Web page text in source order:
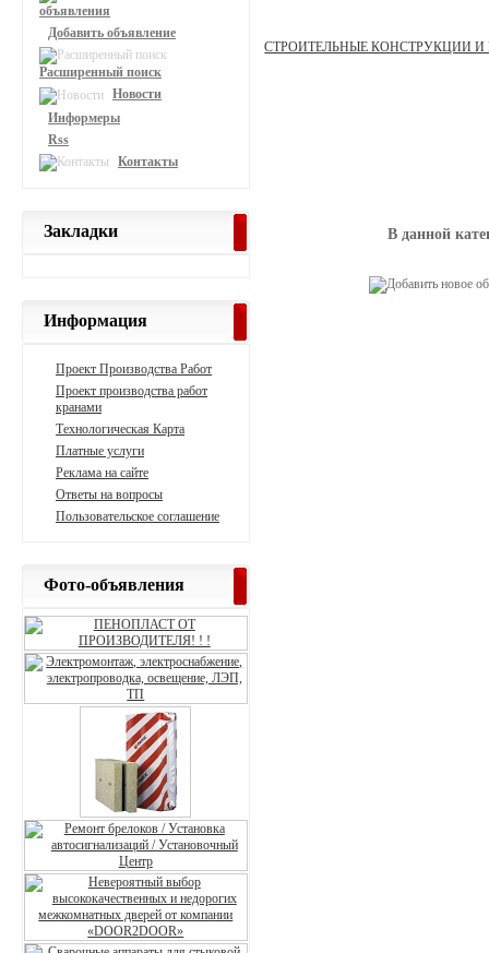
СТРОИТЕЛЬНЫЕ КОНСТРУКЦИИ И
В данной
объявления
Добавить объявление
Расширенный поиск
Новости
Информеры
Rss
Контакты
Закладки
Информация
Проект Производства Работ
Проект производства работ
кранами
Технологическая Карта
Платные услуги
Реклама на сайте
Ответы на вопросы
Пользовательское соглашение
Фото-объявления